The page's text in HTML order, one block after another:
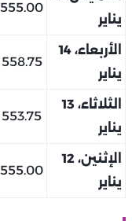
يناير
555.00
الأربعاء، 14
يناير
558.75
الثلاثاء، 13
يناير
553.75
الإثنين، 12
يناير
555.00